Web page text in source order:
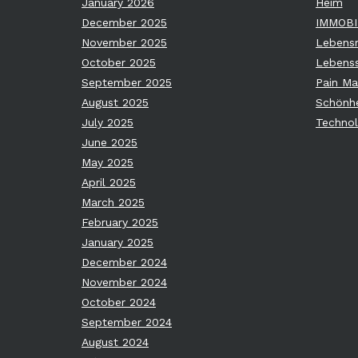
December 2025
November 2025
October 2025
September 2025
August 2025
July 2025
June 2025
May 2025
April 2025
March 2025
February 2025
January 2025
December 2024
November 2024
October 2024
September 2024
August 2024
Pain